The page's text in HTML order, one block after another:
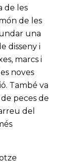
de les
de les
una
disseny i
marcs i
noves
També va
peces de
del